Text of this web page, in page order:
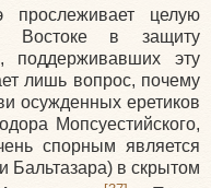
целую
Востоке в защиту
поддерживавших эту
лишь вопрос, почему
осужденных еретиков
Мопсуестийского,
спорным является
Бальтазара) в скрытом